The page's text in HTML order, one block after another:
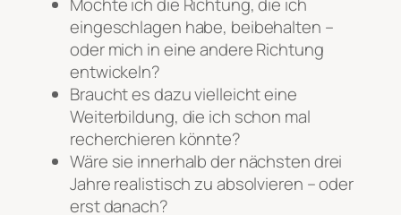
Möchte ich die Richtung, die ich
eingeschlagen habe, beibehalten –
oder mich in eine andere Richtung
entwickeln?
Braucht es dazu vielleicht eine
Weiterbildung, die ich schon mal
recherchieren könnte?
Wäre sie innerhalb der nächsten drei
Jahre realistisch zu absolvieren – oder
erst danach?